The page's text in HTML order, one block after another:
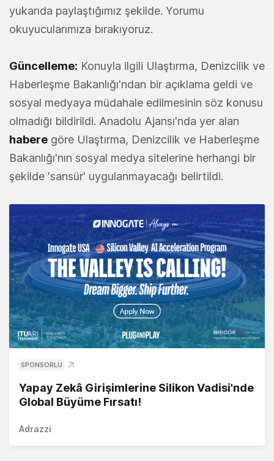
yukarıda paylaştığımız şekilde. Yorumu
okuyucularımıza bırakıyoruz.
Güncelleme: Konuyla ilgili Ulaştırma, Denizcilik ve
Haberleşme Bakanlığı'ndan bir açıklama geldi ve
sosyal medyaya müdahale edilmesinin söz konusu
olmadığı bildirildi. Anadolu Ajansı'nda yer alan
habere göre Ulaştırma, Denizcilik ve Haberleşme
Bakanlığı'nın sosyal medya sitelerine herhangi bir
şekilde 'sansür' uygulanmayacağı belirtildi.
SPONSORLU
Yapay Zekâ Girişimlerine Silikon Vadisi'nde
Global Büyüme Fırsatı!
Adrazzi